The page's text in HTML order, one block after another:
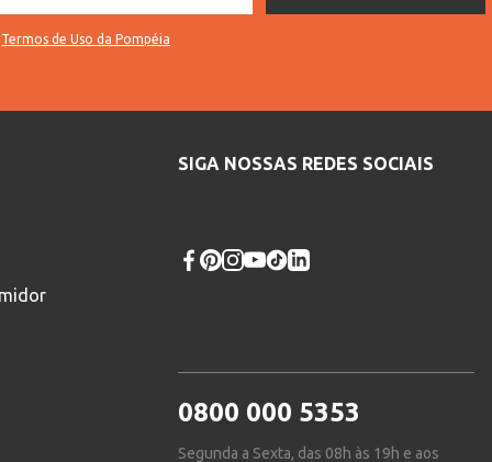
Termos de Uso da Pompéia
SIGA NOSSAS REDES SOCIAIS
0800 000 5353
Segunda a Sexta, das 08h às 19h e aos